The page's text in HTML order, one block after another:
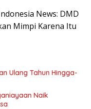
News: DMD
Mimpi Karena Itu
Ulang Tahun Hingga-
Naik